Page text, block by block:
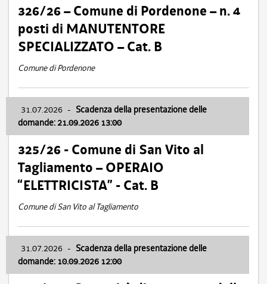
326/26 – Comune di Pordenone – n. 4
posti di MANUTENTORE
SPECIALIZZATO – Cat. B
Comune di Pordenone
31.07.2026 - Scadenza della presentazione delle
domande: 21.09.2026 13:00
325/26 - Comune di San Vito al
Tagliamento – OPERAIO
“ELETTRICISTA” - Cat. B
Comune di San Vito al Tagliamento
31.07.2026 - Scadenza della presentazione delle
domande: 10.09.2026 12:00